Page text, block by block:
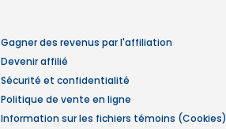
Gagner des revenus par l'affiliation
Devenir affilié
Sécurité et confidentialité
Politique de vente en ligne
Information sur les fichiers témoins (Cookies)